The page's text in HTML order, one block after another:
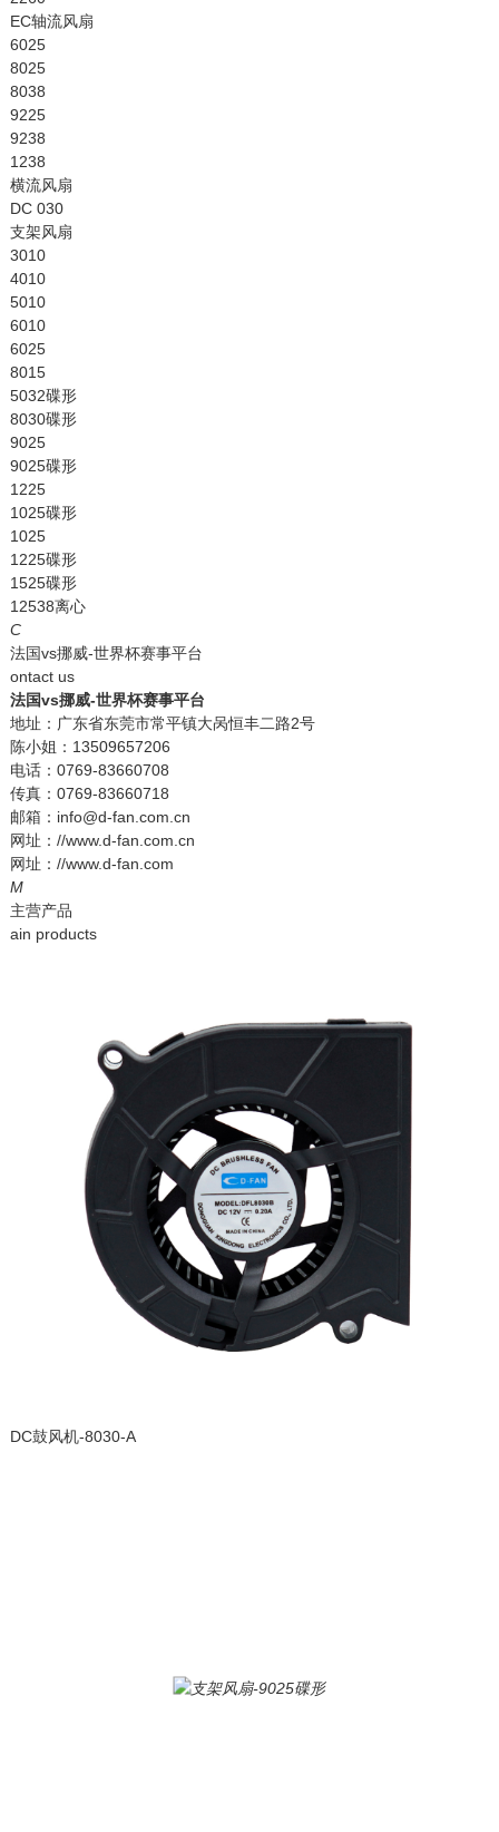
EC轴流风扇
6025
8025
8038
9225
9238
1238
横流风扇
DC 030
支架风扇
3010
4010
5010
6010
6025
8015
5032碟形
8030碟形
9025
9025碟形
1225
1025碟形
1025
1225碟形
1525碟形
12538离心
C
法国vs挪威-世界杯赛事平台
ontact us
法国vs挪威-世界杯赛事平台
地址：广东省东莞市常平镇大呙恒丰二路2号
陈小姐：13509657206
电话：0769-83660708
传真：0769-83660718
邮箱：info@d-fan.com.cn
网址：//www.d-fan.com.cn
网址：//www.d-fan.com
M
主营产品
ain products
DC鼓风机-8030-A